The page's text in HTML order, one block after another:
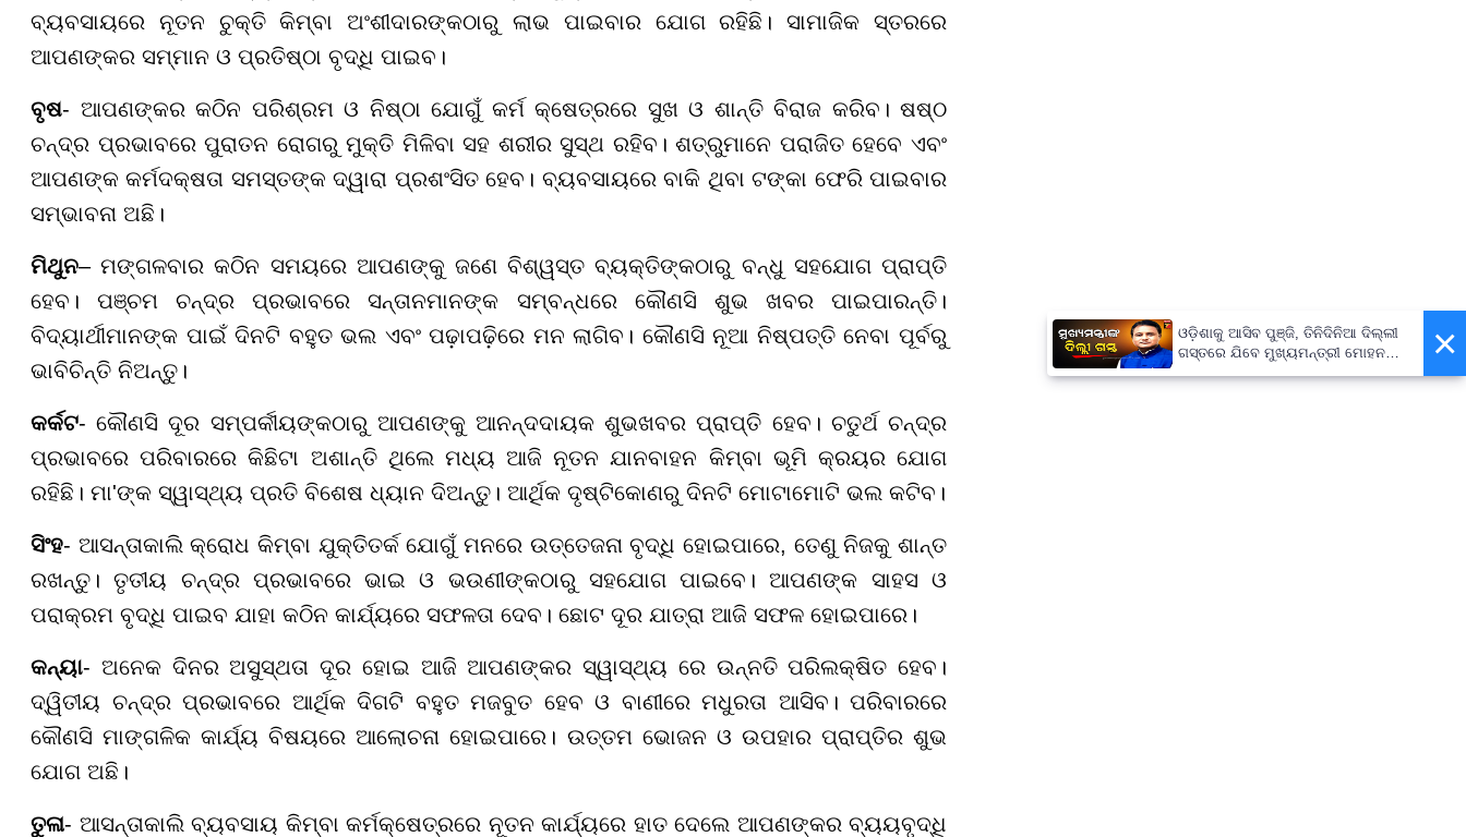
ବ୍ୟବସାୟରେ ନୂତନ ଚୁକ୍ତି କିମ୍ବା ଅଂଶୀଦାରଙ୍କଠାରୁ ଲାଭ ପାଇବାର ଯୋଗ ରହିଛି। ସାମାଜିକ ସ୍ତରରେ
ଆପଣଙ୍କର ସମ୍ମାନ ଓ ପ୍ରତିଷ୍ଠା ବୃଦ୍ଧି ପାଇବ।
ବୃଷ- ଆପଣଙ୍କର କଠିନ ପରିଶ୍ରମ ଓ ନିଷ୍ଠା ଯୋଗୁଁ କର୍ମ କ୍ଷେତ୍ରରେ ସୁଖ ଓ ଶାନ୍ତି ବିରାଜ କରିବ। ଷଷ୍ଠ
ଚନ୍ଦ୍ର ପ୍ରଭାବରେ ପୁରାତନ ରୋଗରୁ ମୁକ୍ତି ମିଳିବା ସହ ଶରୀର ସୁସ୍ଥ ରହିବ। ଶତ୍ରୁମାନେ ପରାଜିତ ହେବେ ଏବଂ
ଆପଣଙ୍କ କର୍ମଦକ୍ଷତା ସମସ୍ତଙ୍କ ଦ୍ୱାରା ପ୍ରଶଂସିତ ହେବ। ବ୍ୟବସାୟରେ ବାକି ଥିବା ଟଙ୍କା ଫେରି ପାଇବାର
ସମ୍ଭାବନା ଅଛି।
ମିଥୁନ– ମଙ୍ଗଳବାର କଠିନ ସମୟରେ ଆପଣଙ୍କୁ ଜଣେ ବିଶ୍ୱସ୍ତ ବ୍ୟକ୍ତିଙ୍କଠାରୁ ବନ୍ଧୁ ସହଯୋଗ ପ୍ରାପ୍ତି
ହେବ। ପଞ୍ଚମ ଚନ୍ଦ୍ର ପ୍ରଭାବରେ ସନ୍ତାନମାନଙ୍କ ସମ୍ବନ୍ଧରେ କୌଣସି ଶୁଭ ଖବର ପାଇପାରନ୍ତି।
ବିଦ୍ୟାର୍ଥୀମାନଙ୍କ ପାଇଁ ଦିନଟି ବହୁତ ଭଲ ଏବଂ ପଢ଼ାପଢ଼ିରେ ମନ ଲାଗିବ। କୌଣସି ନୂଆ ନିଷ୍ପତ୍ତି ନେବା ପୂର୍ବରୁ
ଭାବିଚିନ୍ତି ନିଅନ୍ତୁ।
କର୍କଟ- କୌଣସି ଦୂର ସମ୍ପର୍କୀୟଙ୍କଠାରୁ ଆପଣଙ୍କୁ ଆନନ୍ଦଦାୟକ ଶୁଭଖବର ପ୍ରାପ୍ତି ହେବ। ଚତୁର୍ଥ ଚନ୍ଦ୍ର
ପ୍ରଭାବରେ ପରିବାରରେ କିଛିଟା ଅଶାନ୍ତି ଥିଲେ ମଧ୍ୟ ଆଜି ନୂତନ ଯାନବାହନ କିମ୍ବା ଭୂମି କ୍ରୟର ଯୋଗ
ରହିଛି। ମା'ଙ୍କ ସ୍ୱାସ୍ଥ୍ୟ ପ୍ରତି ବିଶେଷ ଧ୍ୟାନ ଦିଅନ୍ତୁ। ଆର୍ଥିକ ଦୃଷ୍ଟିକୋଣରୁ ଦିନଟି ମୋଟାମୋଟି ଭଲ କଟିବ।
ସିଂହ- ଆସନ୍ତାକାଲି କ୍ରୋଧ କିମ୍ବା ଯୁକ୍ତିତର୍କ ଯୋଗୁଁ ମନରେ ଉତ୍ତେଜନା ବୃଦ୍ଧି ହୋଇପାରେ, ତେଣୁ ନିଜକୁ ଶାନ୍ତ
ରଖନ୍ତୁ। ତୃତୀୟ ଚନ୍ଦ୍ର ପ୍ରଭାବରେ ଭାଇ ଓ ଭଉଣୀଙ୍କଠାରୁ ସହଯୋଗ ପାଇବେ। ଆପଣଙ୍କ ସାହସ ଓ
ପରାକ୍ରମ ବୃଦ୍ଧି ପାଇବ ଯାହା କଠିନ କାର୍ଯ୍ୟରେ ସଫଳତା ଦେବ। ଛୋଟ ଦୂର ଯାତ୍ରା ଆଜି ସଫଳ ହୋଇପାରେ।
କନ୍ୟା- ଅନେକ ଦିନର ଅସୁସ୍ଥତା ଦୂର ହୋଇ ଆଜି ଆପଣଙ୍କର ସ୍ୱାସ୍ଥ୍ୟ ରେ ଉନ୍ନତି ପରିଲକ୍ଷିତ ହେବ।
ଦ୍ୱିତୀୟ ଚନ୍ଦ୍ର ପ୍ରଭାବରେ ଆର୍ଥିକ ଦିଗଟି ବହୁତ ମଜବୁତ ହେବ ଓ ବାଣୀରେ ମଧୁରତା ଆସିବ। ପରିବାରରେ
କୌଣସି ମାଙ୍ଗଳିକ କାର୍ଯ୍ୟ ବିଷୟରେ ଆଲୋଚନା ହୋଇପାରେ। ଉତ୍ତମ ଭୋଜନ ଓ ଉପହାର ପ୍ରାପ୍ତିର ଶୁଭ
ଯୋଗ ଅଛି।
ତୁଳା- ଆସନ୍ତାକାଲି ବ୍ୟବସାୟ କିମ୍ବା କର୍ମକ୍ଷେତ୍ରରେ ନୂତନ କାର୍ଯ୍ୟରେ ହାତ ଦେଲେ ଆପଣଙ୍କର ବ୍ୟୟବୃଦ୍ଧି
×
ଓଡ଼ିଶାକୁ ଆସିବ ପୁଞ୍ଜି, ତିନିଦିନିଆ ଦିଲ୍ଲୀ
ଗସ୍ତରେ ଯିବେ ମୁଖ୍ୟମନ୍ତ୍ରୀ ମୋହନ
ମାଝୀ